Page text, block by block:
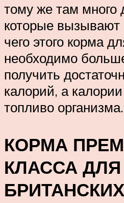
тому же там много
которые
чего этого корма
необходимо
получить
калорий, а калории
топливо организма.
КОРМА
КЛАССА ДЛЯ